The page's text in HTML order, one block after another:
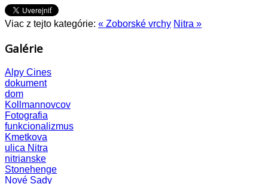
Viac z tejto kategórie: « Zoborské vrchy Nitra »
Galérie
Alpy Cines
dokument
dom
Kollmannovcov
Fotografia
funkcionalizmus
Kmetkova
ulica Nitra
nitrianske
Stonehenge
Nové Sady